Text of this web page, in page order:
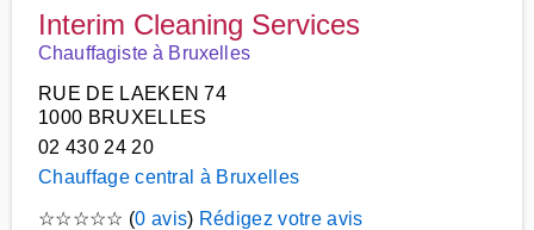
Interim Cleaning Services
Chauffagiste à Bruxelles
RUE DE LAEKEN 74
1000 BRUXELLES
02 430 24 20
Chauffage central à Bruxelles
☆☆☆☆☆ (0 avis) Rédigez votre avis